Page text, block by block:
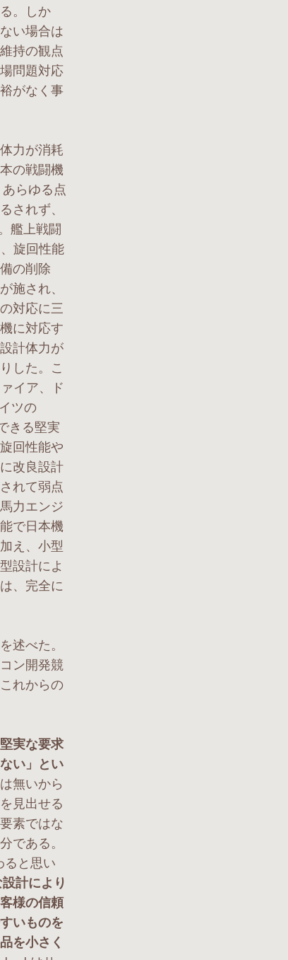
。しか
い場合は
持の観点
問題対応
がなく事
力が消耗
の戦闘機
らゆる点
されず、
艦上戦闘
旋回性能
の削除
施され、
対応に三
に対応す
計体力が
した。こ
イア、ド
ツの
きる堅実
回性能や
改良設計
れて弱点
力エンジ
で日本機
え、小型
設計によ
、完全に
述べた。
ン開発競
れからの
実な要求
い」とい
無いから
見出せる
素ではな
である。
ると思い
計により
様の信頼
いものを
を小さく